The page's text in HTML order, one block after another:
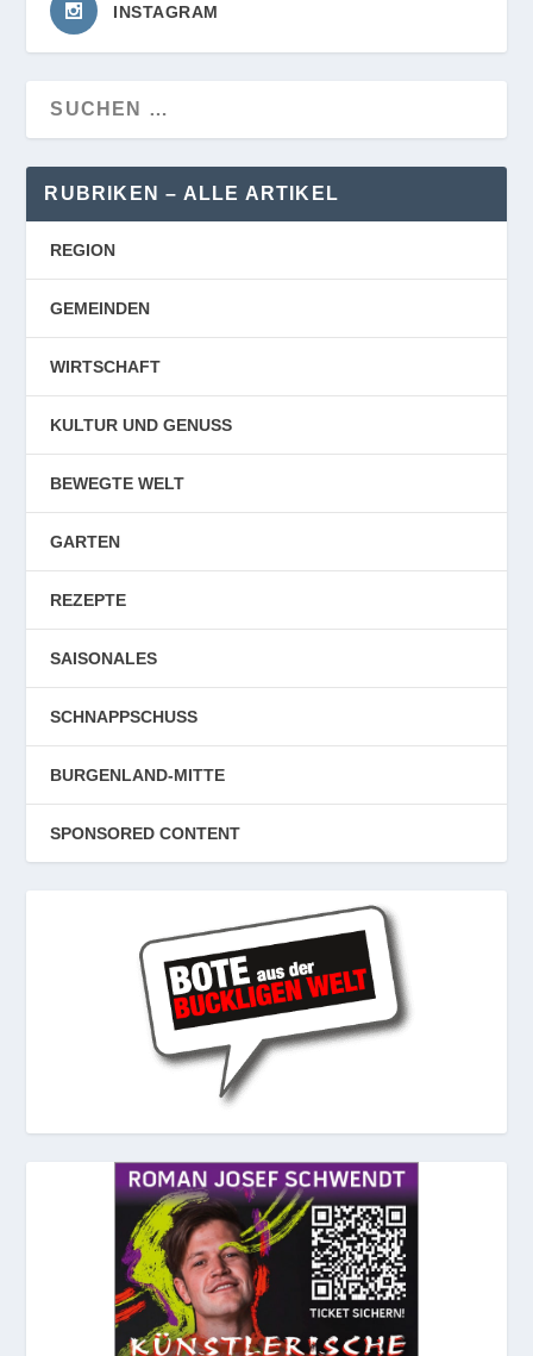
INSTAGRAM
RUBRIKEN – ALLE ARTIKEL
REGION
GEMEINDEN
WIRTSCHAFT
KULTUR UND GENUSS
BEWEGTE WELT
GARTEN
REZEPTE
SAISONALES
SCHNAPPSCHUSS
BURGENLAND-MITTE
SPONSORED CONTENT